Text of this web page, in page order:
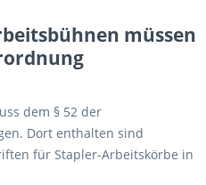
müssen
dem § 52 der
Dort enthalten sind
für Stapler-Arbeitskörbe in